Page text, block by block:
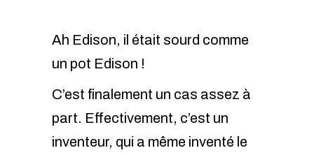
Ah Edison, il était sourd comme
un pot Edison !
C’est finalement un cas assez à
part. Effectivement, c’est un
inventeur, qui a même inventé le